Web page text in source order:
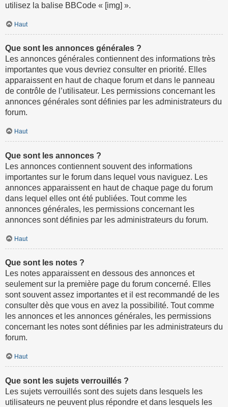
utilisez la balise BBCode « [img] ».
Haut
Que sont les annonces générales ?
Les annonces générales contiennent des informations très
importantes que vous devriez consulter en priorité. Elles
apparaissent en haut de chaque forum et dans le panneau
de contrôle de l’utilisateur. Les permissions concernant les
annonces générales sont définies par les administrateurs du
forum.
Haut
Que sont les annonces ?
Les annonces contiennent souvent des informations
importantes sur le forum dans lequel vous naviguez. Les
annonces apparaissent en haut de chaque page du forum
dans lequel elles ont été publiées. Tout comme les
annonces générales, les permissions concernant les
annonces sont définies par les administrateurs du forum.
Haut
Que sont les notes ?
Les notes apparaissent en dessous des annonces et
seulement sur la première page du forum concerné. Elles
sont souvent assez importantes et il est recommandé de les
consulter dès que vous en avez la possibilité. Tout comme
les annonces et les annonces générales, les permissions
concernant les notes sont définies par les administrateurs du
forum.
Haut
Que sont les sujets verrouillés ?
Les sujets verrouillés sont des sujets dans lesquels les
utilisateurs ne peuvent plus répondre et dans lesquels les